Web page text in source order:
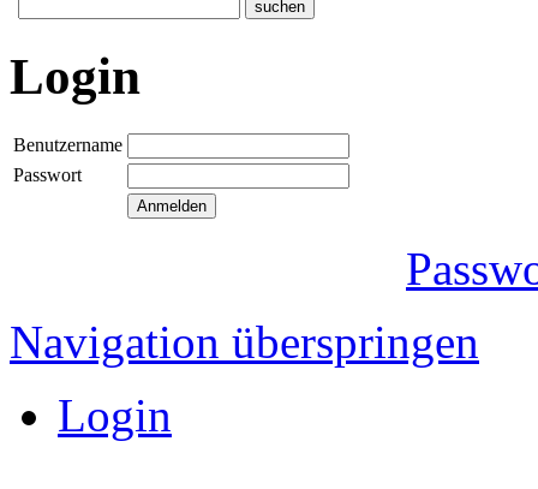
Login
Benutzername
Passwort
Navigation überspringen
Login